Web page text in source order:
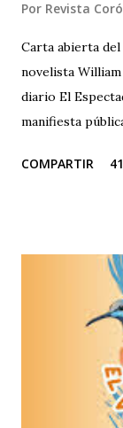
Por Revista
Carta abierta
novelista
diario El
manifiesta
de Colombia.
está claro y
tu documento
debo decirte
Santo me ha
de una manera
anunciado, del
decisión que,
COMPARTIR